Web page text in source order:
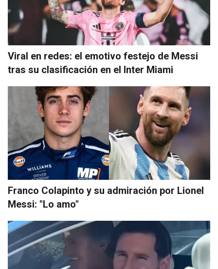
Viral en redes: el emotivo festejo de Messi
tras su clasificación en el Inter Miami
Franco Colapinto y su admiración por Lionel
Messi: "Lo amo"